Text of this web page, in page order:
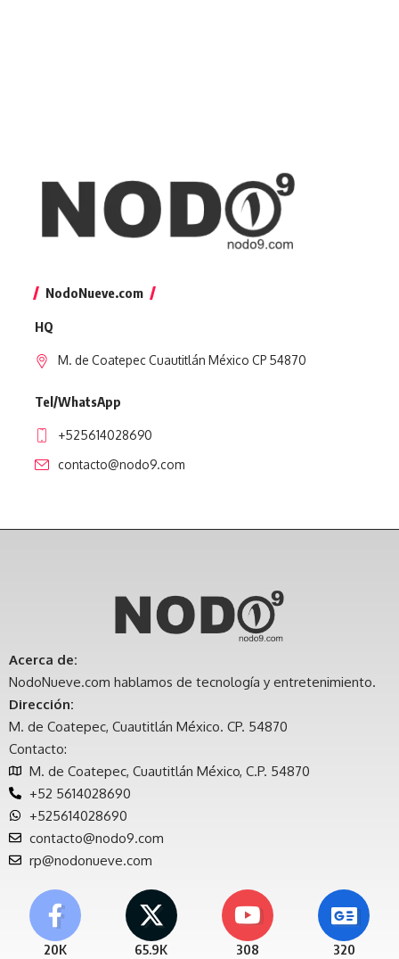
NodoNueve.com
HQ
M. de Coatepec Cuautitlán México CP 54870
Tel/WhatsApp
+525614028690
contacto@nodo9.com
Acerca de:
NodoNueve.com hablamos de tecnología y entretenimiento.
Dirección:
M. de Coatepec, Cuautitlán México. CP. 54870
Contacto:
M. de Coatepec, Cuautitlán México, C.P. 54870
+52 5614028690
+525614028690
contacto@nodo9.com
rp@nodonueve.com
20K 65.9K 308 320